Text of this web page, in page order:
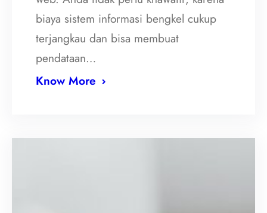
biaya sistem informasi bengkel cukup
terjangkau dan bisa membuat
pendataan…
Know More